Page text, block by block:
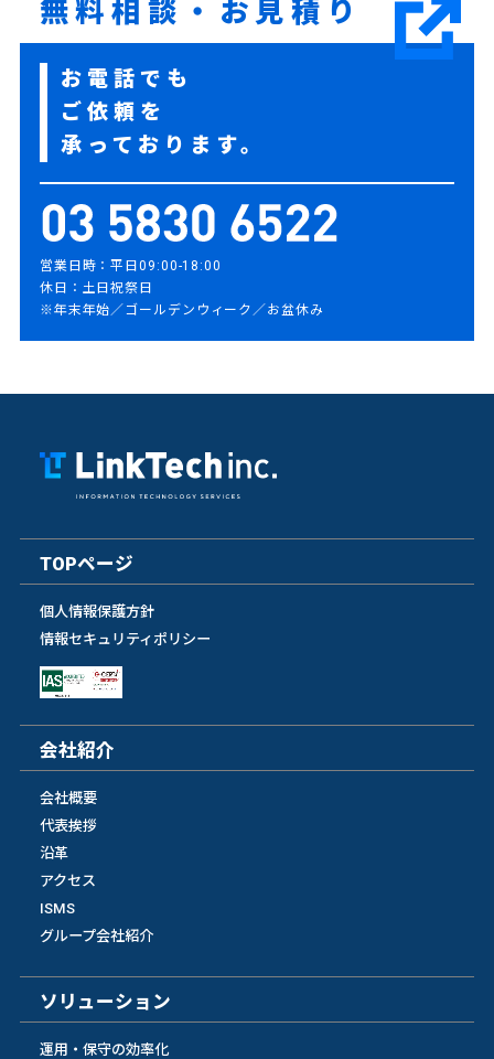
無料相談・お見積り
お電話でも
ご依頼を
承っております。
営業日時：平日09:00-18:00
休日：土日祝祭日
※年末年始／ゴールデンウィーク／お盆休み
TOPページ
個人情報保護方針
情報セキュリティポリシー
会社紹介
会社概要
代表挨拶
沿革
アクセス
ISMS
グループ会社紹介
ソリューション
運用・保守の効率化